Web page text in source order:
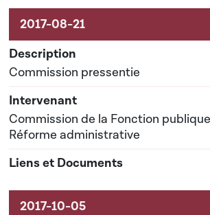
Commission pressentie
Commission de la Fonction
Réforme administrative